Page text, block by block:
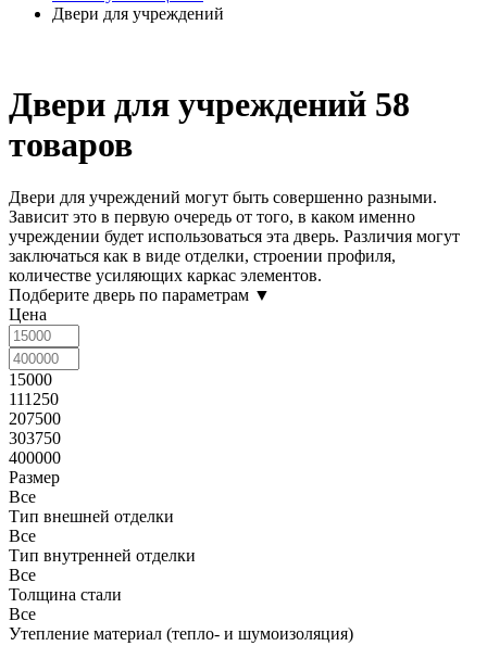
Двери для учреждений
Двери для учреждений 58
товаров
Двери для учреждений могут быть совершенно разными.
Зависит это в первую очередь от того, в каком именно
учреждении будет использоваться эта дверь. Различия могут
заключаться как в виде отделки, строении профиля,
количестве усиляющих каркас элементов.
Подберите дверь по параметрам ▼
Цена
15000
111250
207500
303750
400000
Размер
Все
Тип внешней отделки
Все
Тип внутренней отделки
Все
Толщина стали
Все
Утепление материал (тепло- и шумоизоляция)